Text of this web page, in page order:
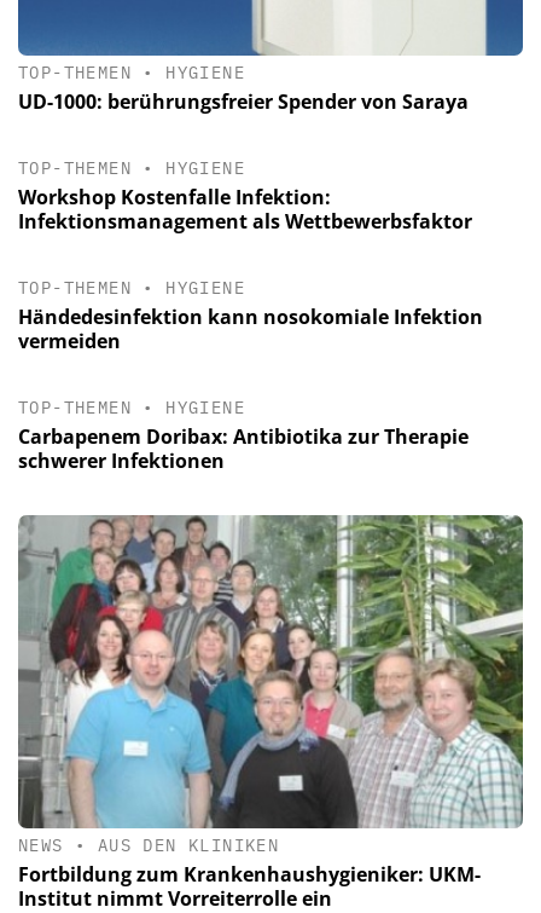
TOP-THEMEN • HYGIENE
UD-1000: berührungsfreier Spender von Saraya
TOP-THEMEN • HYGIENE
Workshop Kostenfalle Infektion:
Infektionsmanagement als Wettbewerbsfaktor
TOP-THEMEN • HYGIENE
Händedesinfektion kann nosokomiale Infektion
vermeiden
TOP-THEMEN • HYGIENE
Carbapenem Doribax: Antibiotika zur Therapie
schwerer Infektionen
NEWS • AUS DEN KLINIKEN
Fortbildung zum Krankenhaushygieniker: UKM-
Institut nimmt Vorreiterrolle ein